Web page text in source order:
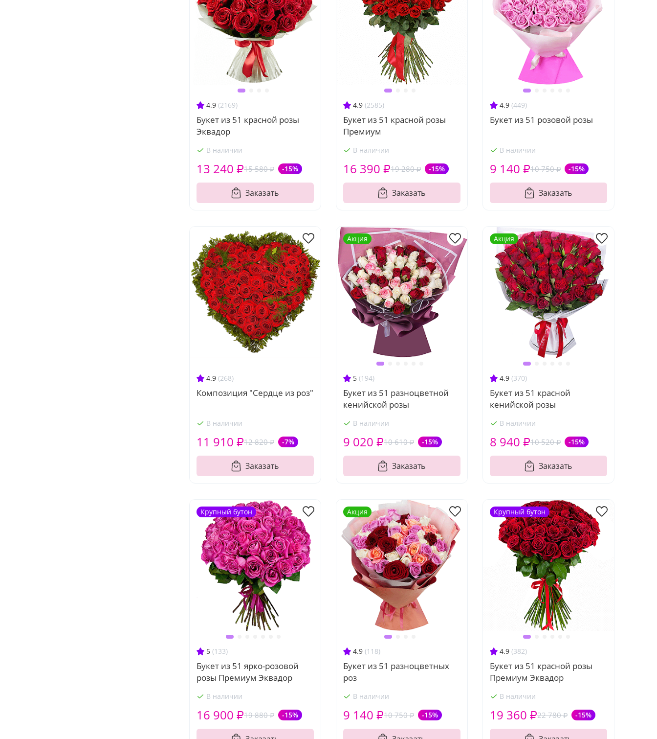
4.9 (2169)
Букет из 51 красной розы
Эквадор
В наличии
15 580 ₽ -15%
13 240 ₽
Заказать
4.9 (2585)
Букет из 51 красной розы
Премиум
В наличии
19 280 ₽ -15%
16 390 ₽
Заказать
4.9 (449)
Букет из 51 розовой розы
В наличии
10 750 ₽ -15%
9 140 ₽
Заказать
4.9 (268)
Композиция "Сердце из роз"
В наличии
12 820 ₽ -7%
11 910 ₽
Заказать
5 (194)
Букет из 51 разноцветной
кенийской розы
В наличии
10 610 ₽ -15%
9 020 ₽
Заказать
Акция
4.9 (370)
Букет из 51 красной
кенийской розы
В наличии
10 520 ₽ -15%
8 940 ₽
Заказать
Акция
5 (133)
Букет из 51 ярко-розовой
розы Премиум Эквадор
В наличии
19 880 ₽ -15%
16 900 ₽
Крупный бутон
4.9 (118)
Букет из 51 разноцветных
роз
В наличии
10 750 ₽ -15%
9 140 ₽
Акция
4.9 (382)
Букет из 51 красной розы
Премиум Эквадор
В наличии
22 780 ₽ -15%
19 360 ₽
Крупный бутон